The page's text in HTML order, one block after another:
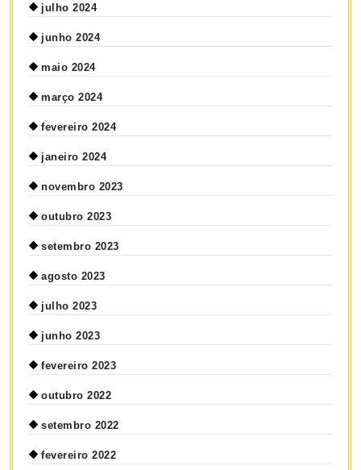
julho 2024
junho 2024
maio 2024
março 2024
fevereiro 2024
janeiro 2024
novembro 2023
outubro 2023
setembro 2023
agosto 2023
julho 2023
junho 2023
fevereiro 2023
outubro 2022
setembro 2022
fevereiro 2022